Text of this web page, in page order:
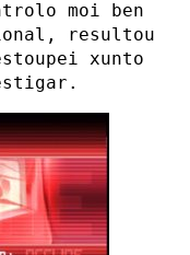
moi ben
resultou
xunto